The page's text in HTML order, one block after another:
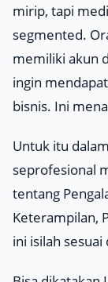
mirip, tapi
segmented.
memiliki akun
ingin
bisnis. Ini
Untuk itu
seprofesional
tentang
Keterampilan,
ini isilah